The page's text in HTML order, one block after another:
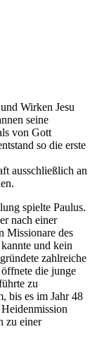
Wirken Jesu
seine
von Gott
so die erste
ausschließlich an
spielte Paulus.
nach einer
Missionare des
und kein
zahlreiche
die junge
zu
bis es im Jahr 48
zu einer